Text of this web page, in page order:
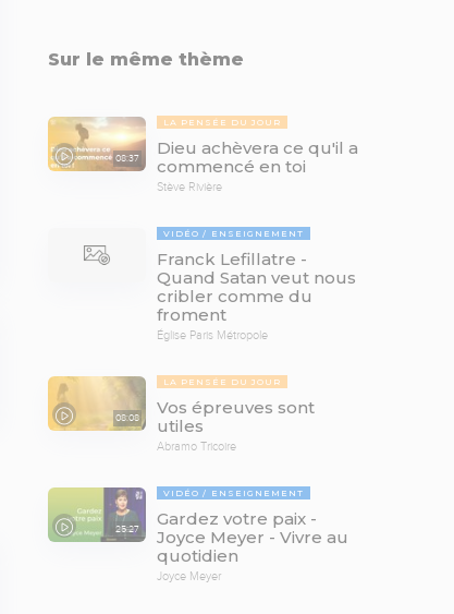
Sur le même thème
08:37
LA PENSÉE DU JOUR
Dieu achèvera ce qu'il a
commencé en toi
Stève Rivière
VIDÉO ENSEIGNEMENT
Franck Lefillatre -
Quand Satan veut nous
cribler comme du
froment
Église Paris Métropole
08:08
LA PENSÉE DU JOUR
Vos épreuves sont
utiles
Abramo Tricoire
25:27
VIDÉO ENSEIGNEMENT
Gardez votre paix -
Joyce Meyer - Vivre au
quotidien
Joyce Meyer